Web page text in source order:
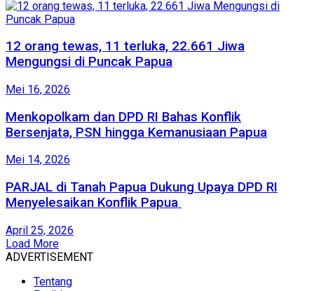
12 orang tewas, 11 terluka, 22.661 Jiwa
Mengungsi di Puncak Papua
Mei 16, 2026
Menkopolkam dan DPD RI Bahas Konflik
Bersenjata, PSN hingga Kemanusiaan Papua
Mei 14, 2026
PARJAL di Tanah Papua Dukung Upaya DPD RI
Menyelesaikan Konflik Papua
April 25, 2026
Load More
ADVERTISEMENT
Tentang